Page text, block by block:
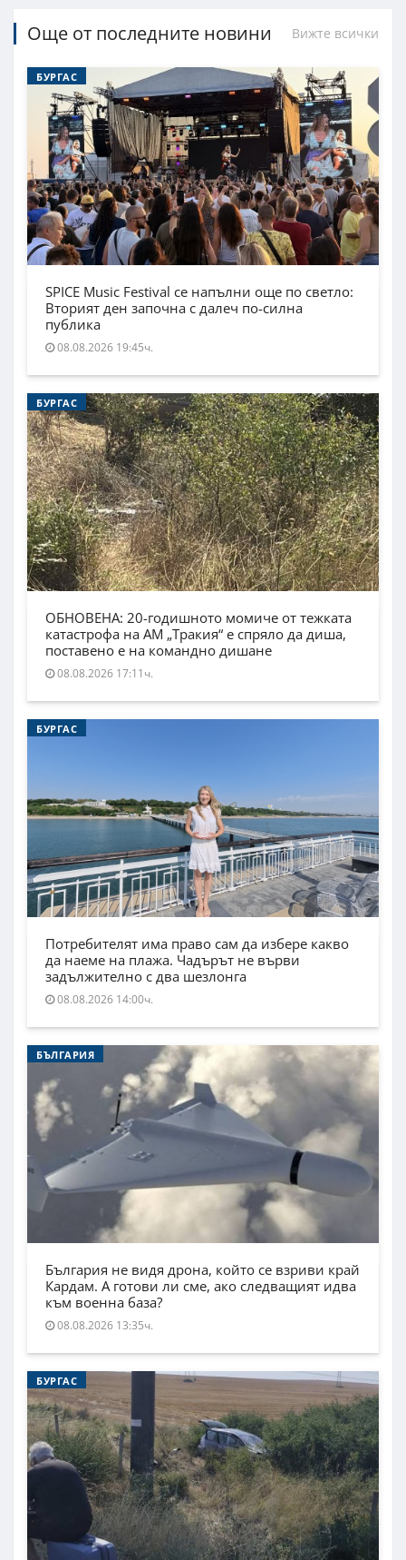
Още от последните новини Вижте всички
БУРГАС
SPICE Music Festival се напълни още по светло:
Вторият ден започна с далеч по-силна
публика
08.08.2026 19:45ч.
БУРГАС
ОБНОВЕНА: 20-годишното момиче от тежката
катастрофа на АМ „Тракия“ е спряло да диша,
поставено е на командно дишане
08.08.2026 17:11ч.
БУРГАС
Потребителят има право сам да избере какво
да наеме на плажа. Чадърът не върви
задължително с два шезлонга
08.08.2026 14:00ч.
БЪЛГАРИЯ
България не видя дрона, който се взриви край
Кардам. А готови ли сме, ако следващият идва
към военна база?
08.08.2026 13:35ч.
БУРГАС